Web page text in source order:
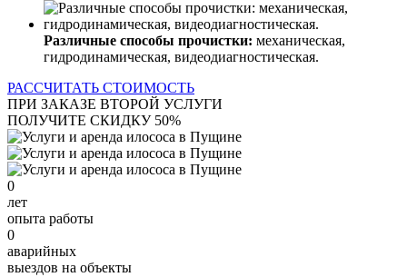
Различные способы прочистки: механическая,
гидродинамическая, видеодиагностическая.
РАССЧИТАТЬ СТОИМОСТЬ
ПРИ ЗАКАЗЕ ВТОРОЙ УСЛУГИ
ПОЛУЧИТЕ СКИДКУ 50%
0
лет
опыта работы
0
аварийных
выездов на объекты